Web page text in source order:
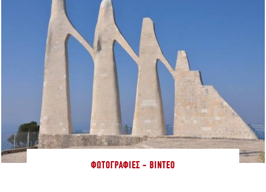
ΦΩΤΟΓΡΑΦΊΕΣ - ΒΊΝΤΕΟ